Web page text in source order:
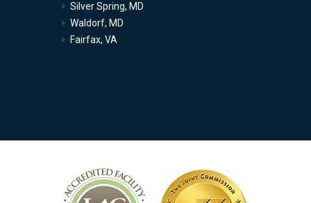
Silver Spring, MD
Waldorf, MD
Fairfax, VA